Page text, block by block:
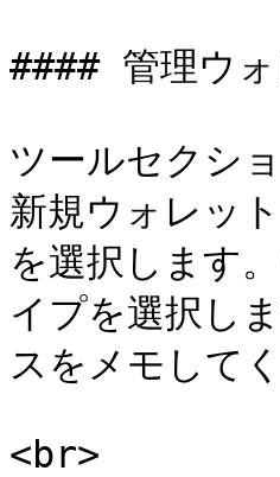
#### 管理ウ
ツールセクシ
新規ウォレッ
を選択します
イプを選択し
スをメモして
<br>